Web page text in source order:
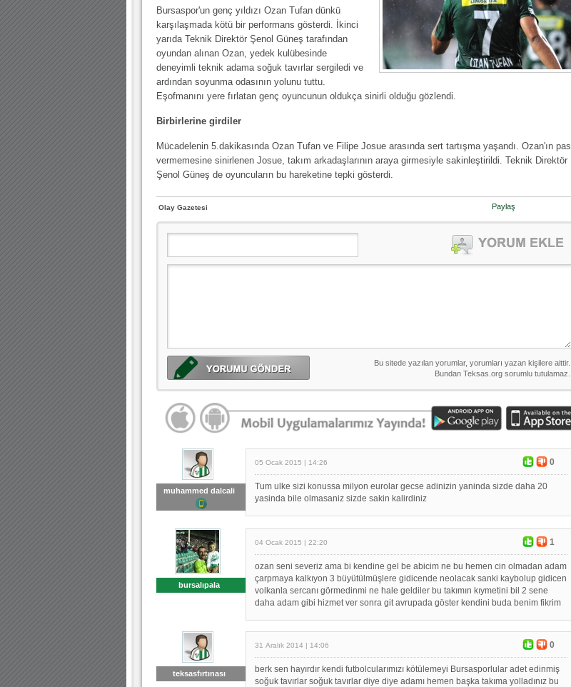
03.01.2024 19:09 |Hoş geldin Güneş bebek!
Bursaspor'un genç yıldızı Ozan Tufan dünkü
karşılaşmada kötü bir performans gösterdi. İkinci
yarıda Teknik Direktör Şenol Güneş tarafından
oyundan alınan Ozan, yedek kulübesinde
deneyimli teknik adama soğuk tavırlar sergiledi ve
ardından soyunma odasının yolunu tuttu.
Eşofmanını yere fırlatan genç oyuncunun oldukça sinirli olduğu gözlendi.
Birbirlerine girdiler
Mücadelenin 5.dakikasında Ozan Tufan ve Filipe Josue arasında sert tartışma yaşandı. Ozan'ın pas
vermemesine sinirlenen Josue, takım arkadaşlarının araya girmesiyle sakinleştirildi. Teknik Direktör
Şenol Güneş de oyuncuların bu hareketine tepki gösterdi.
Olay Gazetesi Paylaş
muhammed dalcali
05 Ocak 2015 | 14:26 0
Tum ulke sizi konussa milyon eurolar gecse adinizin yaninda sizde daha 20
yasinda bile olmasaniz sizde sakin kalirdiniz
bursalıpala
04 Ocak 2015 | 22:20 1
ozan seni severiz ama bi kendine gel be abicim ne bu hemen cin olmadan adam
çarpmaya kalkıyon 3 büyütülmüşlere gidicende neolacak sanki kaybolup gidicen
volkanla sercanı görmedinmi ne hale geldiler bu takımın kıymetini bil 2 sene
daha adam gibi hizmet ver sonra git avrupada göster kendini buda benim fikrim
teksasfırtınası
31 Aralık 2014 | 14:06 0
berk sen hayırdır kendi futbolcularımızı kötülemeyi Bursasporlular adet edinmiş
soğuk tavırlar soğuk tavırlar diye diye adamı hemen başka takıma yolladınız bu
- -
Bursaspor - Altınordu
04 Temmuz 2020 Cumartesi | 20:00